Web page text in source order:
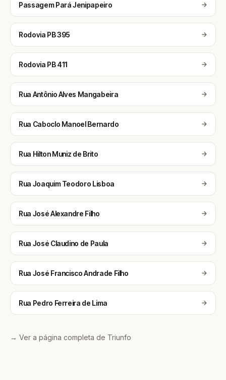
Passagem Pará Jenipapeiro
Rodovia PB 395
Rodovia PB 411
Rua Antônio Alves Mangabeira
Rua Caboclo Manoel Bernardo
Rua Hilton Muniz de Brito
Rua Joaquim Teodoro Lisboa
Rua José Alexandre Filho
Rua José Claudino de Paula
Rua José Francisco Andrade Filho
Rua Pedro Ferreira de Lima
→ Ver a página completa de Triunfo